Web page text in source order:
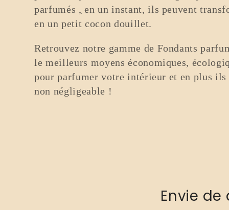
c
t
i
o
parfumés , en un instant, ils peuvent
en un petit cocon douillet.
Retrouvez notre gamme de Fondants
le meilleurs moyens économiques,
pour parfumer votre intérieur et en plus
non négligeable !
Envie de